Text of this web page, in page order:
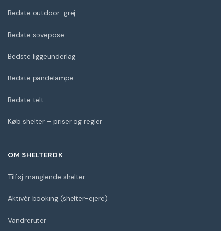
Bedste outdoor-grej
Bedste sovepose
Bedste liggeunderlag
Bedste pandelampe
Bedste telt
Køb shelter – priser og regler
OM SHELTERDK
Tilføj manglende shelter
Aktivér booking (shelter-ejere)
Vandreruter